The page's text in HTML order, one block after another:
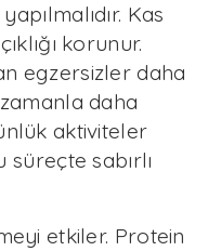
Kas
korunur.
egzersizler daha
daha
aktiviteler
süreçte sabırlı
etkiler. Protein